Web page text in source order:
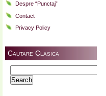
Despre “Punctaj”
Contact
Privacy Policy
Cautare Clasica
for: